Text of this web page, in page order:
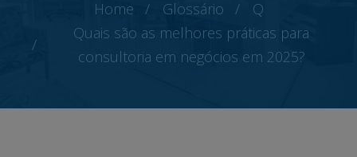
Home Glossário
Q
Quais são as melhores práticas para
consultoria em negócios em 2025?